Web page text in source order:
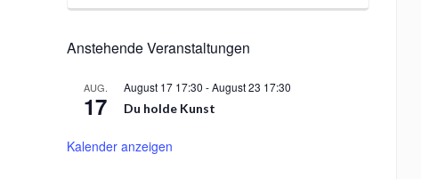
Anstehende Veranstaltungen
AUG.
17
August 17 17:30 -August 23 17:30
Du holde Kunst
Kalender anzeigen